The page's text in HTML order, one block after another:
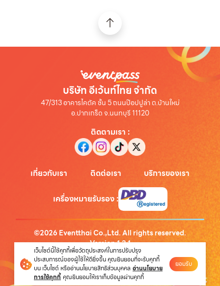
บริษัท อีเว้นท์ไทย จำกัด
47/313 อาคารไคตัค ชั้น 5 ถนนป๊อปปูล่า ต.บ้านใหม่
อ.ปากเกร็ด จ.นนทบุรี 11120
ติดตามเรา :
เกี่ยวกับเรา ติดต่อเรา บริการของเรา
เครื่องหมายรับรอง:
©2026 Eventthai Co.,Ltd. All rights reserved.
Version1.3.1
นโยบายความเป็นส่วนตัว
เว็บไซต์นี้ใช้คุกกี้เพื่อวัตถุประสงค์ในการปรับปรุง
ประสบการณ์ของผู้ใช้ให้ดียิ่งขึ้น คุณยินยอมที่จะรับคุกกี้
บน เว็บไซต์ หรืออ่านนโยบายสิทธิส่วนบุคคล อ่านนโยบาย
การใช้คุกกี้ คุณยินยอมให้เราเก็บข้อมูลผ่านคุกกี้
ยอมรับ